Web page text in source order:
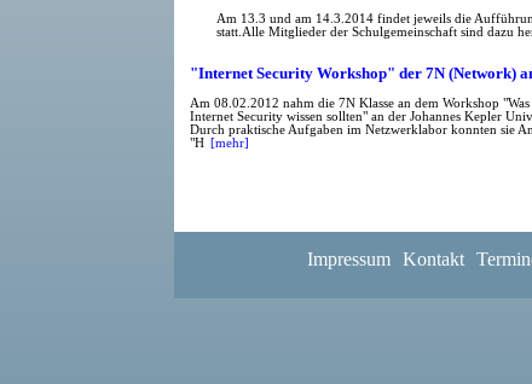
Am 13.3 und am 14.3.2014 findet jeweils die
statt.Alle Mitglieder der Schulgemeinschaft sind dazu
"Internet Security Workshop" der 7N (Network)
Am 08.02.2012 nahm die 7N Klasse an dem Workshop
Internet Security wissen sollten" an der Johannes Kepler
Durch praktische Aufgaben im Netzwerklabor konnten sie
"H [mehr]
Impressum Kontakt